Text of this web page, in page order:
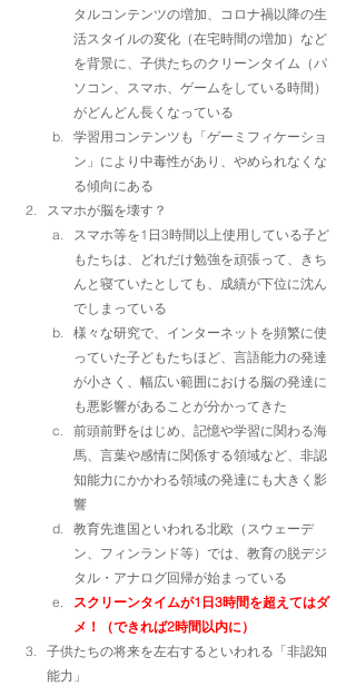
タルコンテンツの増加、コロナ禍以降の生
活スタイルの変化（在宅時間の増加）など
を背景に、子供たちのクリーンタイム（パ
ソコン、スマホ、ゲームをしている時間）
がどんどん長くなっている
学習用コンテンツも「ゲーミフィケーショ
ン」により中毒性があり、やめられなくな
る傾向にある
スマホが脳を壊す？
スマホ等を1日3時間以上使用している子ど
もたちは、どれだけ勉強を頑張って、きち
んと寝ていたとしても、成績が下位に沈ん
でしまっている
様々な研究で、インターネットを頻繁に使
っていた子どもたちほど、言語能力の発達
が小さく、幅広い範囲における脳の発達に
も悪影響があることが分かってきた
前頭前野をはじめ、記憶や学習に関わる海
馬、言葉や感情に関係する領域など、非認
知能力にかかわる領域の発達にも大きく影
響
教育先進国といわれる北欧（スウェーデ
ン、フィンランド等）では、教育の脱デジ
タル・アナログ回帰が始まっている
スクリーンタイムが1日3時間を超えてはダ
メ！（できれば2時間以内に）
子供たちの将来を左右するといわれる「非認知
能力」